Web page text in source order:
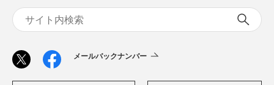
メールバックナンバー